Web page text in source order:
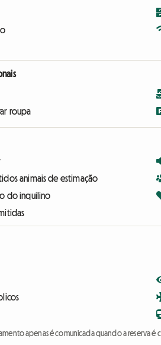
roupa
animais de estimação
do inquilino
apenas é comunicada quando a reserva é